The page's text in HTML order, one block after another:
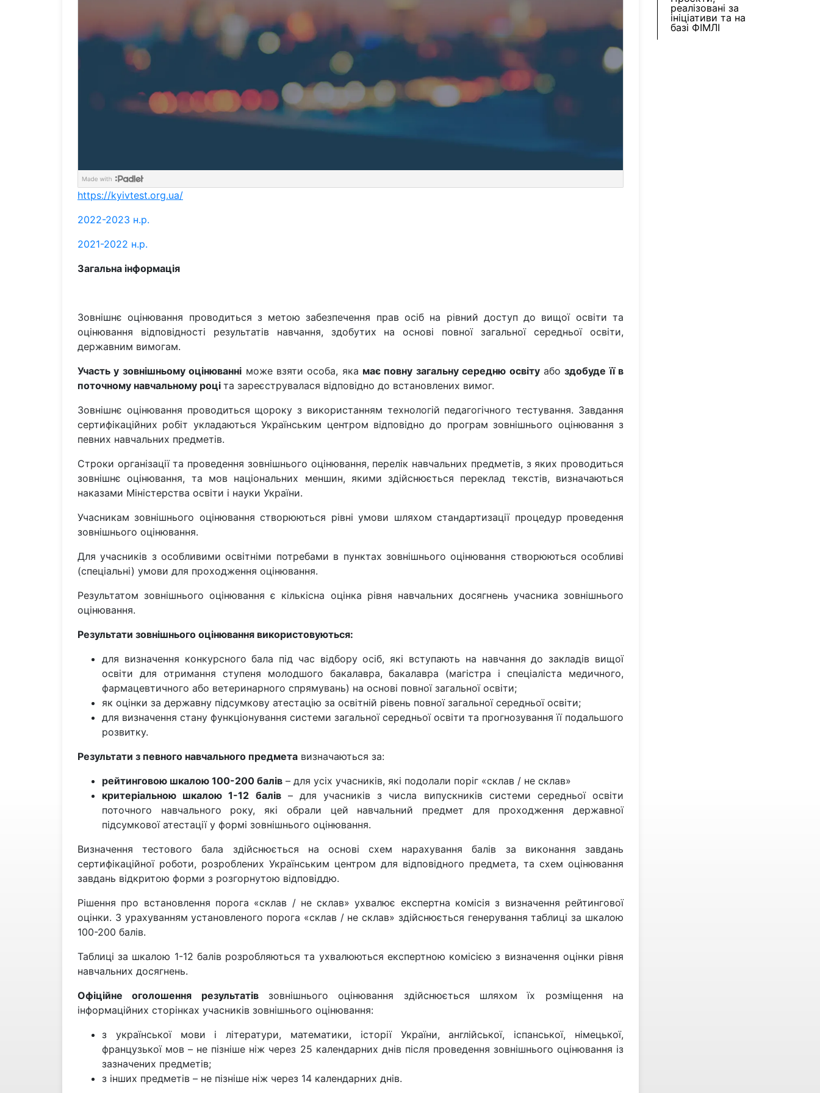
https://kyivtest.org.ua/
2022-2023 н.р.
2021-2022 н.р.
Загальна інформація
Зовнішнє оцінювання проводиться з метою забезпечення прав осіб на рівний доступ до вищої освіти та
оцінювання відповідності результатів навчання, здобутих на основі повної загальної середньої освіти,
державним вимогам.
Участь у зовнішньому оцінюванні може взяти особа, яка має повну загальну середню освітуабоздобуде її в
поточному навчальному році та зареєструвалася відповідно до встановлених вимог.
Зовнішнє оцінювання проводиться щороку з використанням технологій педагогічного тестування. Завдання
сертифікаційних робіт укладаються Українським центром відповідно до програм зовнішнього оцінювання з
певних навчальних предметів.
Строки організації та проведення зовнішнього оцінювання, перелік навчальних предметів, з яких проводиться
зовнішнє оцінювання, та мов національних меншин, якими здійснюється переклад текстів, визначаються
наказами Міністерства освіти і науки України.
Учасникам зовнішнього оцінювання створюються рівні умови шляхом стандартизації процедур проведення
зовнішнього оцінювання.
Для учасників з особливими освітніми потребами в пунктах зовнішнього оцінювання створюються особливі
(спеціальні) умови для проходження оцінювання.
Результатом зовнішнього оцінювання є кількісна оцінка рівня навчальних досягнень учасника зовнішнього
оцінювання.
Результати зовнішнього оцінювання використовуються:
для визначення конкурсного бала під час відбору осіб, які вступають на навчання до закладів вищої
освіти для отримання ступеня молодшого бакалавра, бакалавра (магістра і спеціаліста медичного,
фармацевтичного або ветеринарного спрямувань) на основі повної загальної освіти;
як оцінки за державну підсумкову атестацію за освітній рівень повної загальної середньої освіти;
для визначення стану функціонування системи загальної середньої освіти та прогнозування її подальшого
розвитку.
Результати з певного навчального предмета визначаються за:
рейтинговою шкалою 100-200 балів – для усіх учасників, які подолали поріг «склав / не склав»
критеріальною шкалою 1-12 балів– для учасників з числа випускників системи середньої освіти
поточного навчального року, які обрали цей навчальний предмет для проходження державної
підсумкової атестації у формі зовнішнього оцінювання.
Визначення тестового бала здійснюється на основі схем нарахування балів за виконання завдань
сертифікаційної роботи, розроблених Українським центром для відповідного предмета, та схем оцінювання
завдань відкритою форми з розгорнутою відповіддю.
Рішення про встановлення порога «склав / не склав» ухвалює експертна комісія з визначення рейтингової
оцінки. З урахуванням установленого порога «склав / не склав» здійснюється генерування таблиці за шкалою
100-200 балів.
Таблиці за шкалою 1-12 балів розробляються та ухвалюються експертною комісією з визначення оцінки рівня
навчальних досягнень.
Офіційне оголошення результатівзовнішнього оцінювання здійснюється шляхом їх розміщення на
інформаційних сторінках учасників зовнішнього оцінювання:
з української мови і літератури, математики, історії України, англійської, іспанської, німецької,
французької мов – не пізніше ніж через 25 календарних днів після проведення зовнішнього оцінювання із
зазначених предметів;
з інших предметів – не пізніше ніж через 14 календарних днів.
реалізовані за
ініціативи та на
базі ФІМЛІ